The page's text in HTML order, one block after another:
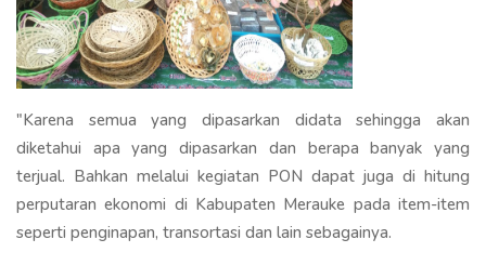
"Karena semua yang dipasarkan didata sehingga akan
diketahui apa yang dipasarkan dan berapa banyak yang
terjual. Bahkan melalui kegiatan PON dapat juga di hitung
perputaran ekonomi di Kabupaten Merauke pada item-item
seperti penginapan, transortasi dan lain sebagainya.